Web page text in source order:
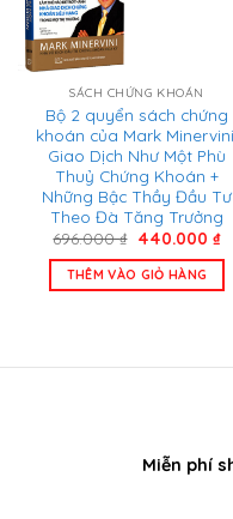
SÁCH CHỨNG KHOÁN
Bộ 2 quyển sách chứng
khoán của Mark
Giao Dịch Như Một Phù
Thuỷ Chứng Khoán +
Những Bậc Thầy Đầu Tư
Theo Đà Tăng Trưởng
696.000₫ Giá
là:
696.000 ₫.
440.000 ₫
tại
THÊM VÀO GIỎ HÀNG
Miễn phí